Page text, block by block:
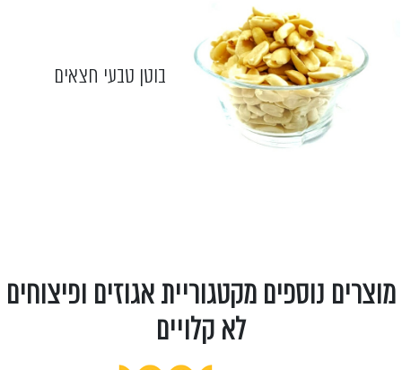
בוטן טבעי חצאים
מוצרים נוספים מקטגוריית אגוזים ופיצוחים
לא קלויים